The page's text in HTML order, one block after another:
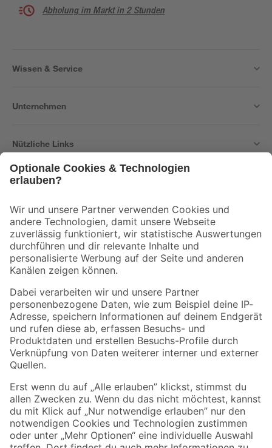
Abholung im Markt in 2 Stunden
Wissen & Service
Unternehmen
Nützliche Links
Der toom Newsletter: Keine Angebote und Aktionen mehr verpassen!
Zur Newsletter Anmeldung
Folge uns
Zahlungsarten Versandarten
Sicher einkaufen
Jetzt die toom-App herunterladen